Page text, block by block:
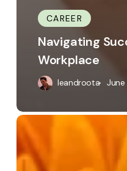
CAREER
Navigating
Workplace
leandroota June
Emerging
Trends
and